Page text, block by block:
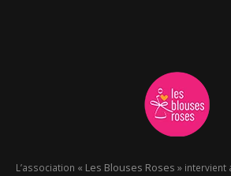
L’association « Les Blouses Roses » intervient